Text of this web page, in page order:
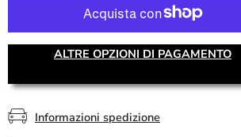
ALTRE OPZIONI DI PAGAMENTO
Informazioni spedizione